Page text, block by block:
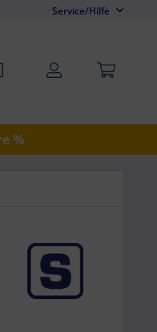
Service/Hilfe
%